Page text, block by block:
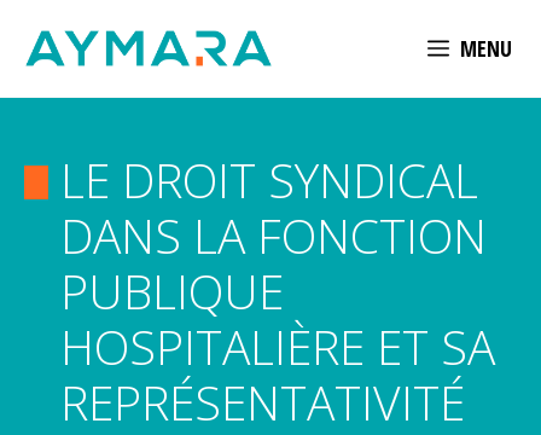
MENU
LE DROIT SYNDICAL
DANS LA FONCTION
PUBLIQUE
HOSPITALIÈRE ET SA
REPRÉSENTATIVITÉ